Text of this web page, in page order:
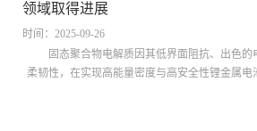
态COFs拓展时，往往会遭遇键重组失序的问题
架结构坍塌，这些困境严重制约...
领域取得进展
时间：2025-09-26
固态聚合物电解质因其低界面阻抗、出色
柔韧性，在实现高能量密度与高安全性锂金属电